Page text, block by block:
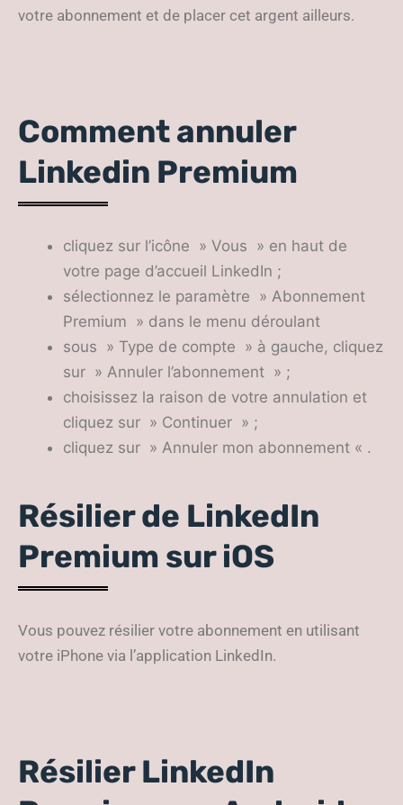
votre abonnement et de placer cet argent ailleurs.
Comment annuler
Linkedin Premium
cliquez sur l’icône » Vous » en haut de
votre page d’accueil LinkedIn ;
sélectionnez le paramètre » Abonnement
Premium » dans le menu déroulant
sous » Type de compte » à gauche, cliquez
sur » Annuler l’abonnement » ;
choisissez la raison de votre annulation et
cliquez sur » Continuer » ;
cliquez sur » Annuler mon abonnement « .
Résilier de LinkedIn
Premium sur iOS
Vous pouvez résilier votre abonnement en utilisant
votre iPhone via l’application LinkedIn.
Résilier LinkedIn